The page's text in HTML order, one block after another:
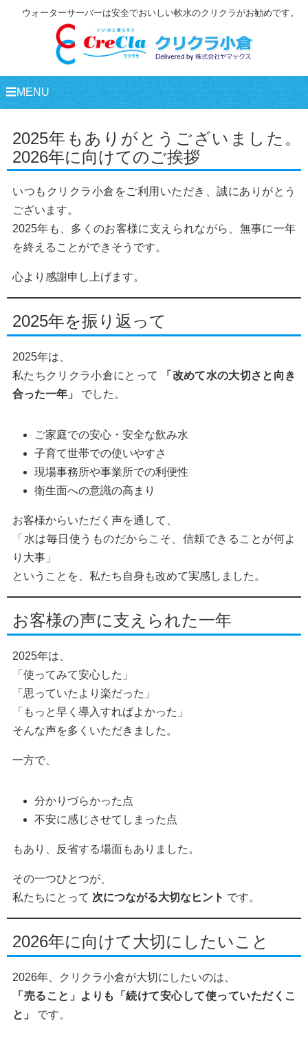
ウォーターサーバーは安全でおいしい軟水のクリクラがお勧めです。
☰MENU
2025年もありがとうございました。
2026年に向けてのご挨拶
いつもクリクラ小倉をご利用いただき、誠にありがとう
ございます。
2025年も、多くのお客様に支えられながら、無事に一年
を終えることができそうです。
心より感謝申し上げます。
2025年を振り返って
2025年は、
私たちクリクラ小倉にとって
「改めて水の大切さと向き
合った一年」
でした。
ご家庭での安心・安全な飲み水
子育て世帯での使いやすさ
現場事務所や事業所での利便性
衛生面への意識の高まり
お客様からいただく声を通して、
「水は毎日使うものだからこそ、信頼できることが何よ
り大事」
ということを、私たち自身も改めて実感しました。
お客様の声に支えられた一年
2025年は、
「使ってみて安心した」
「思っていたより楽だった」
「もっと早く導入すればよかった」
そんな声を多くいただきました。
一方で、
分かりづらかった点
不安に感じさせてしまった点
もあり、反省する場面もありました。
その一つひとつが、
私たちにとって 次につながる大切なヒント です。
2026年に向けて大切にしたいこと
2026年、クリクラ小倉が大切にしたいのは、
「売ること」よりも「続けて安心して使っていただくこ
と」
です。